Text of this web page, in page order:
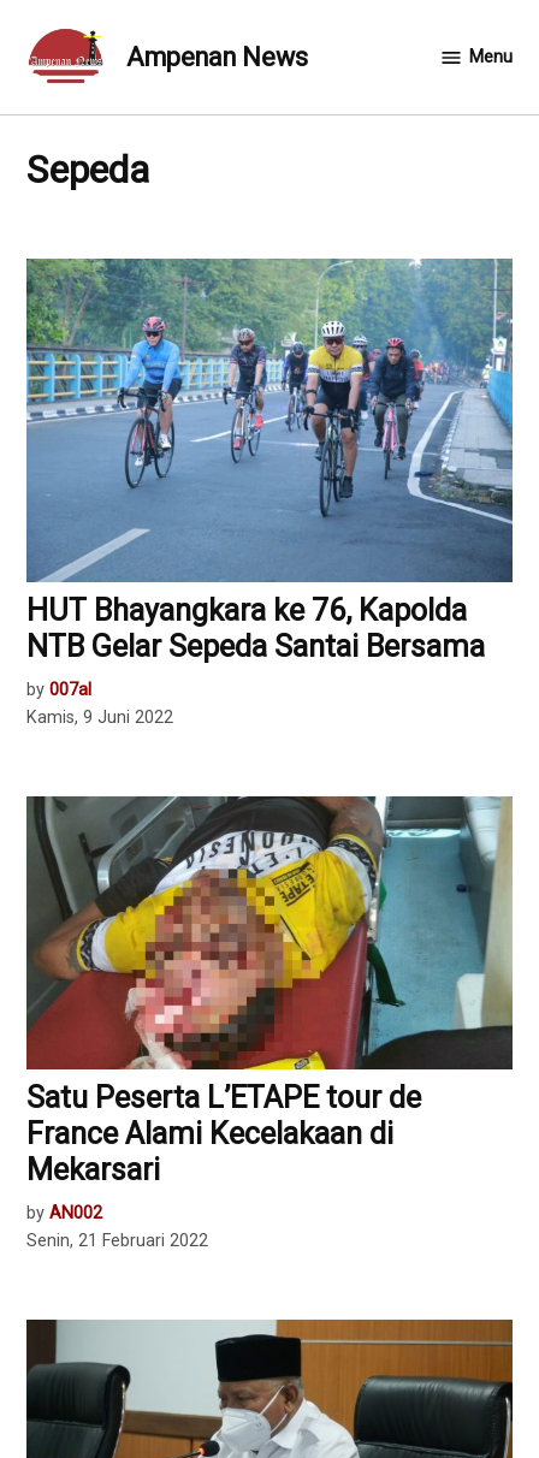
content
Ampenan News Menu
Sepeda
HUT Bhayangkara ke 76, Kapolda
NTB Gelar Sepeda Santai Bersama
by 007al
Kamis, 9 Juni 2022
Satu Peserta L’ETAPE tour de
France Alami Kecelakaan di
Mekarsari
by AN002
Senin, 21 Februari 2022